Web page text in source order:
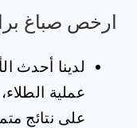
ارخص صباغ
لدينا أحدث
عملية
على نتائج